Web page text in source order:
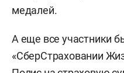
медалей.
А еще все участники
«СберСтраховании